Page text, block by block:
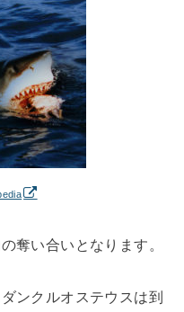
奪い合いとなります。
ンクルオステウスは到